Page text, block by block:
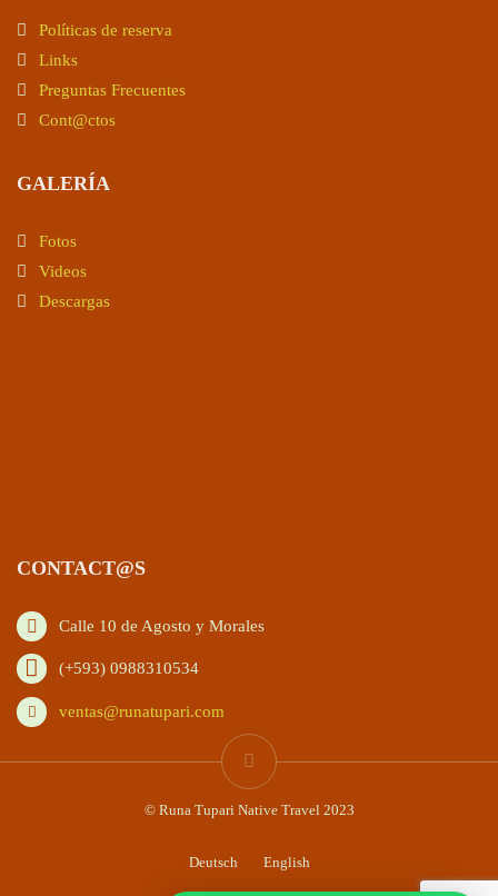
Políticas de reserva
Links
Preguntas Frecuentes
Cont@ctos
GALERÍA
Fotos
Videos
Descargas
CONTACT@S
Calle 10 de Agosto y Morales
(+593) 0988310534
ventas@runatupari.com
© Runa Tupari Native Travel 2023
Deutsch English